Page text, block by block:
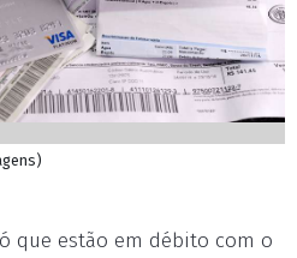
que estão em débito com o